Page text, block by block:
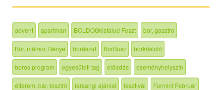
advent apartman BOLDOGkisfalud Feszt bor, gasztro
Bor, mámor, Bénye borászat BorBusz borkóstoló
boros program egyesületi tag előadás eseményhelyszín
étterem, bár, bisztró farsangi ajánlat fesztivál Furmint Február